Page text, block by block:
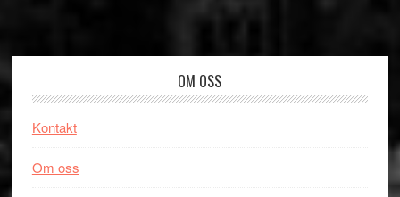
OM OSS
Kontakt
Om oss